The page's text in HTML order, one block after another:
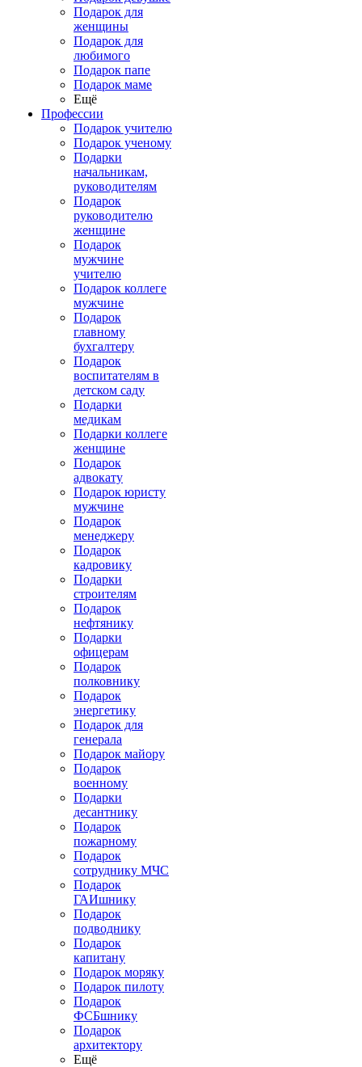
Подарок для
женщины
Подарок для
любимого
Подарок папе
Подарок маме
Ещё
Профессии
Подарок учителю
Подарок ученому
Подарки
начальникам,
руководителям
Подарок
руководителю
женщине
Подарок
мужчине
учителю
Подарок коллеге
мужчине
Подарок
главному
бухгалтеру
Подарок
воспитателям в
детском саду
Подарки
медикам
Подарки коллеге
женщине
Подарок
адвокату
Подарок юристу
мужчине
Подарок
менеджеру
Подарок
кадровику
Подарки
строителям
Подарок
нефтянику
Подарки
офицерам
Подарок
полковнику
Подарок
энергетику
Подарок для
генерала
Подарок майору
Подарок
военному
Подарки
десантнику
Подарок
пожарному
Подарок
сотруднику МЧС
Подарок
ГАИшнику
Подарок
подводнику
Подарок
капитану
Подарок моряку
Подарок пилоту
Подарок
ФСБшнику
Подарок
архитектору
Ещё